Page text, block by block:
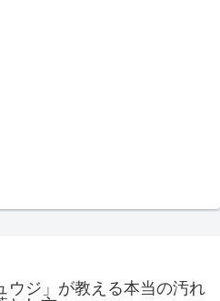
ウジ」が教える本当の汚れ